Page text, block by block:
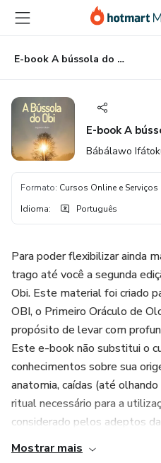
para
conteúdo
principal
para
pagamento
para
rodapé
E-book A bússola do Obi - 2a Edição
E-book A
Bábálawo
Formato: Cursos Online e
Idioma: Português
Para poder flexibilizar ainda
trago até você a segunda
Obi. Este material foi criado
OBI, o Primeiro Oráculo de
propósito de levar com
Este e-book não substitui o
conhecimentos sobre sua
anatomia, caídas (até
ritual necessário para a
considerado pelos adeptos da
Mostrar mais